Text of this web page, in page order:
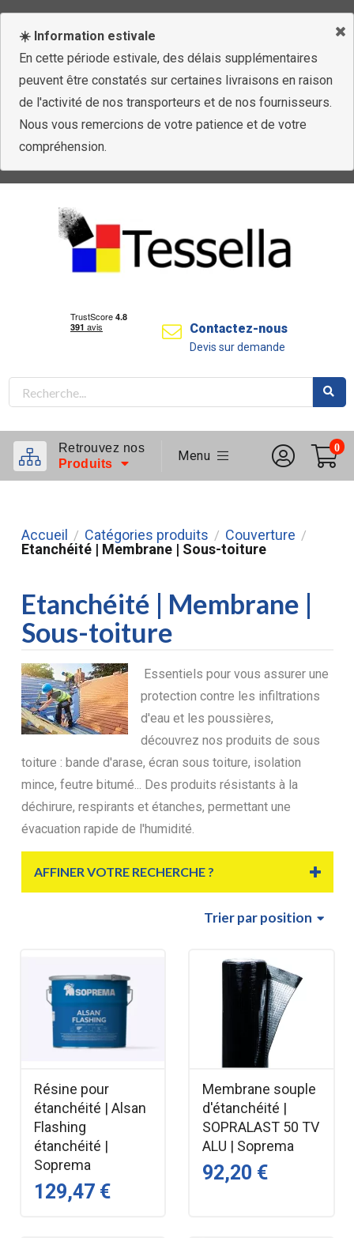
☀️ Information estivale
En cette période estivale, des délais supplémentaires
peuvent être constatés sur certaines livraisons en raison
de l'activité de nos transporteurs et de nos fournisseurs.
Nous vous remercions de votre patience et de votre
compréhension.
Contactez-nous
Devis sur demande
Retrouvez nos
Produits
Menu
0
Accueil / Catégories produits / Couverture /
Etanchéité | Membrane | Sous-toiture
Etanchéité | Membrane |
Sous-toiture
Essentiels pour vous assurer une
protection contre les infiltrations
d'eau et les poussières,
découvrez nos produits de sous
toiture : bande d'arase, écran sous toiture, isolation
mince, feutre bitumé... Des produits résistants à la
déchirure, respirants et étanches, permettant une
évacuation rapide de l'humidité.
AFFINER VOTRE RECHERCHE ?
Trierpar position
Résine pour
étanchéité | Alsan
Flashing
étanchéité |
Soprema
129,47 €
Membrane souple
d'étanchéité |
SOPRALAST 50 TV
ALU | Soprema
92,20 €